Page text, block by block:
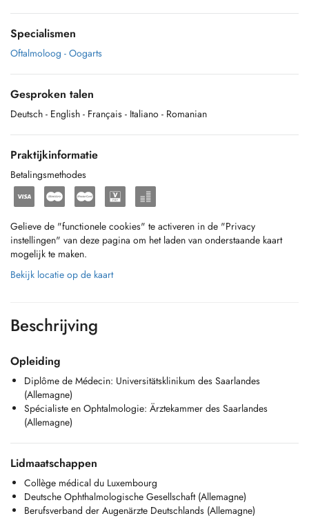
Specialismen
Oftalmoloog - Oogarts
Gesproken talen
Deutsch - English - Français - Italiano - Romanian
Praktijkinformatie
Betalingsmethodes
Gelieve de "functionele cookies" te activeren in de "Privacy
instellingen" van deze pagina om het laden van onderstaande kaart
mogelijk te maken.
Bekijk locatie op de kaart
Beschrijving
Opleiding
Diplôme de Médecin: Universitätsklinikum des Saarlandes
(Allemagne)
Spécialiste en Ophtalmologie: Ärztekammer des Saarlandes
(Allemagne)
Lidmaatschappen
Collège médical du Luxembourg
Deutsche Ophthalmologische Gesellschaft (Allemagne)
Berufsverband der Augenärzte Deutschlands (Allemagne)